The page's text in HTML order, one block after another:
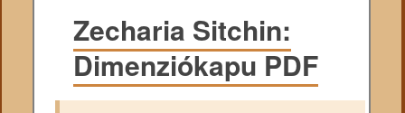
Zecharia Sitchin:
Dimenziókapu PDF